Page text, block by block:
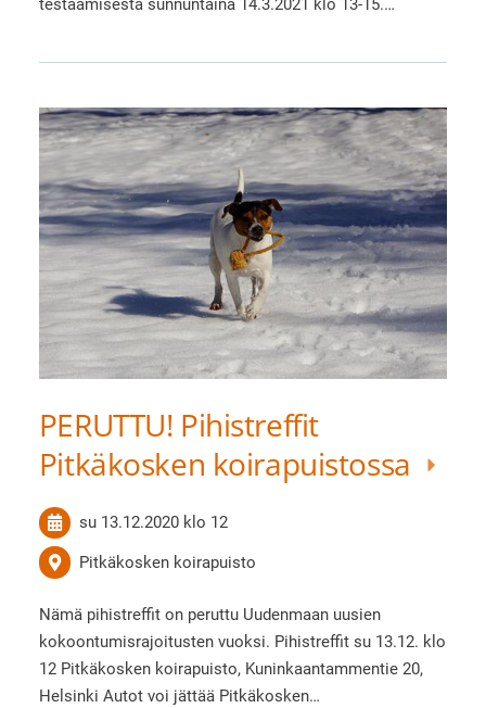
PERUTTU! Pihistreffit
Pitkäkosken koirapuistossa
su 13.12.2020 klo 12
Pitkäkosken koirapuisto
Nämä pihistreffit on peruttu Uudenmaan uusien
kokoontumisrajoitusten vuoksi. Pihistreffit su 13.12. klo
12 Pitkäkosken koirapuisto, Kuninkaantammentie 20,
Helsinki Autot voi jättää Pitkäkosken…